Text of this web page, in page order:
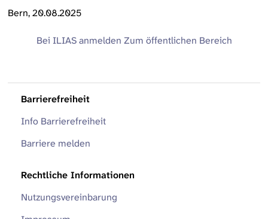
Bern, 20.08.2025
Bei ILIAS anmelden Zum öffentlichen Bereich
Barrierefreiheit
Info Barrierefreiheit
Barriere melden
Rechtliche Informationen
Nutzungsvereinbarung